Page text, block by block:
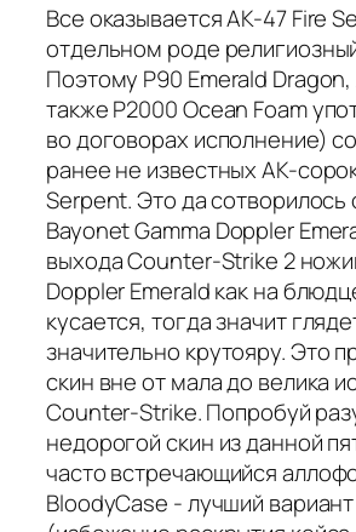
Все оказывается AK-47 Fire
отдельном роде
Поэтому P90 Emerald
также P2000 Ocean Foam
во договорах исполнение)
ранее не известных AK-
Serpent. Это да сотворилось
Bayonet Gamma Doppler
выхода Counter-Strike 2
Doppler Emerald как на
кусается, тогда значит
значительно крутояру. Это
скин вне от мала до велика
Counter-Strike. Попробуй
недорогой скин из данной
часто встречающийся
BloodyCase - лучший